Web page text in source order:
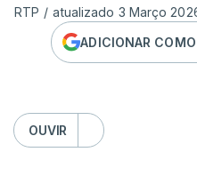
RTP / atualizado 3 Março
ADICIONAR
OUVIR